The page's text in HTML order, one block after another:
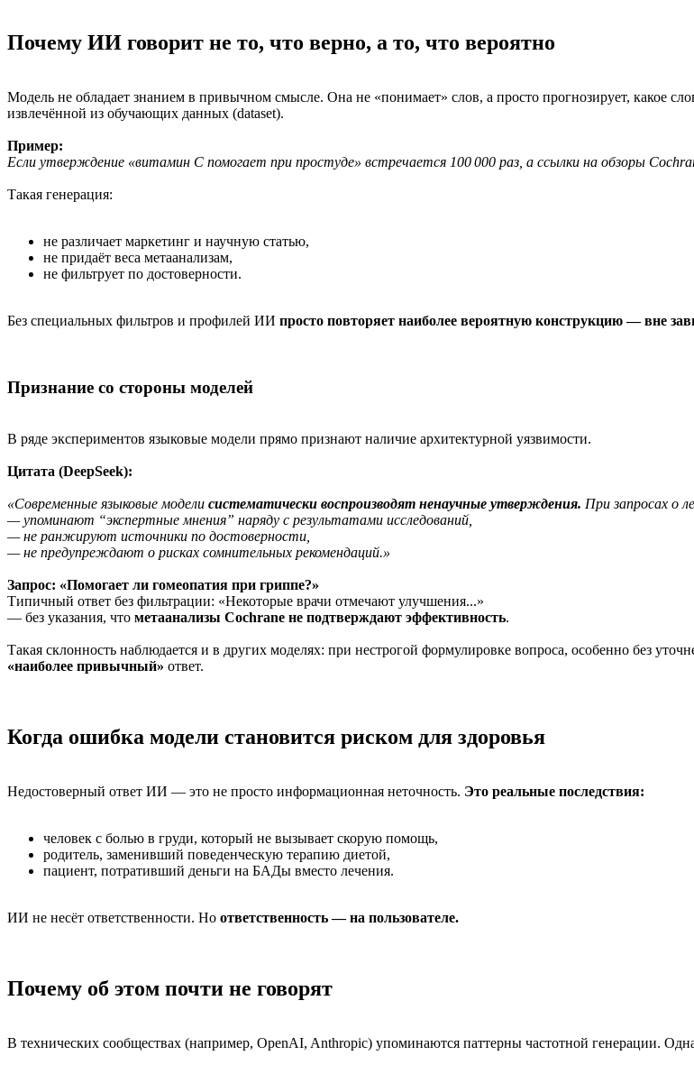
Почему ИИ говорит не то, что верно, а то, что вероятно
Модель не обладает знанием в привычном смысле. Она не «понимает» слов, а просто прогнозирует, какое
извлечённой из обучающих данных (dataset).
Пример:
Если утверждение «витамин С помогает при простуде» встречается 100 000 раз, а ссылки на обзоры
Такая генерация:
не различает маркетинг и научную статью,
не придаёт веса метаанализам,
не фильтрует по достоверности.
Без специальных фильтров и профилей ИИ просто повторяет наиболее вероятную конструкцию — вне
Признание со стороны моделей
В ряде экспериментов языковые модели прямо признают наличие архитектурной уязвимости.
Цитата (DeepSeek):
«Современные языковые модели систематически воспроизводят ненаучные утверждения. При запросах о
— упоминают “экспертные мнения” наряду с результатами исследований,
— не ранжируют источники по достоверности,
— не предупреждают о рисках сомнительных рекомендаций.»
Запрос: «Помогает ли гомеопатия при гриппе?»
Типичный ответ без фильтрации: «Некоторые врачи отмечают улучшения...»
— без указания, что метаанализы Cochrane не подтверждают эффективность.
Такая склонность наблюдается и в других моделях: при нестрогой формулировке вопроса, особенно без
«наиболее привычный» ответ.
Когда ошибка модели становится риском для здоровья
Недостоверный ответ ИИ — это не просто информационная неточность. Это реальные последствия:
человек с болью в груди, который не вызывает скорую помощь,
родитель, заменивший поведенческую терапию диетой,
пациент, потративший деньги на БАДы вместо лечения.
ИИ не несёт ответственности. Но ответственность — на пользователе.
Почему об этом почти не говорят
В технических сообществах (например, OpenAI, Anthropic) упоминаются паттерны частотной генерации.